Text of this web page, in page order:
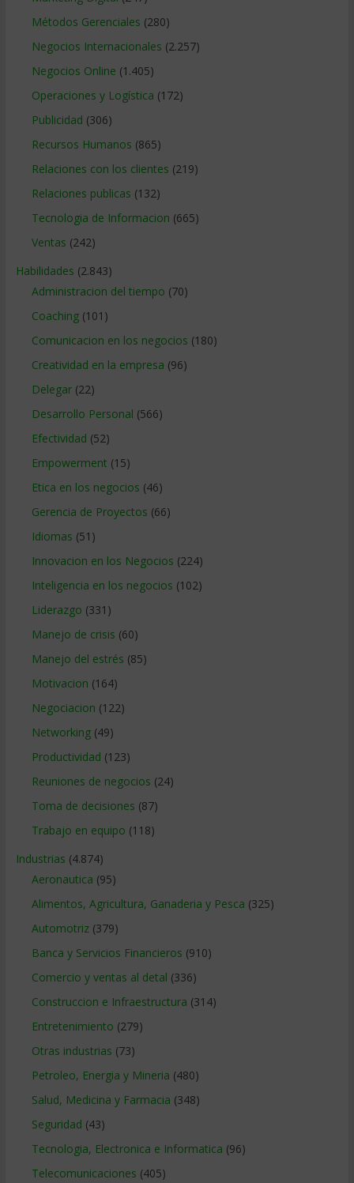
Métodos Gerenciales (280)
Negocios Internacionales (2.257)
Negocios Online (1.405)
Operaciones y Logística (172)
Publicidad (306)
Recursos Humanos (865)
Relaciones con los clientes (219)
Relaciones publicas (132)
Tecnologia de Informacion (665)
Ventas (242)
Habilidades (2.843)
Administracion del tiempo (70)
Coaching(101)
Comunicacion en los negocios (180)
Creatividad en la empresa (96)
Delegar(22)
Desarrollo Personal (566)
Efectividad (52)
Empowerment (15)
Etica en los negocios (46)
Gerencia de Proyectos (66)
Idiomas (51)
Innovacion en los Negocios (224)
Inteligencia en los negocios (102)
Liderazgo (331)
Manejo de crisis (60)
Manejo del estrés (85)
Motivacion (164)
Negociacion (122)
Networking(49)
Productividad (123)
Reuniones de negocios (24)
Toma de decisiones (87)
Trabajo en equipo (118)
Industrias (4.874)
Aeronautica (95)
Alimentos, Agricultura, Ganaderia y Pesca (325)
Automotriz(379)
Banca y Servicios Financieros (910)
Comercio y ventas al detal (336)
Construccion e Infraestructura (314)
Entretenimiento (279)
Otras industrias (73)
Petroleo, Energia y Mineria (480)
Salud, Medicina y Farmacia (348)
Seguridad (43)
Tecnologia, Electronica e Informatica (96)
Telecomunicaciones (405)